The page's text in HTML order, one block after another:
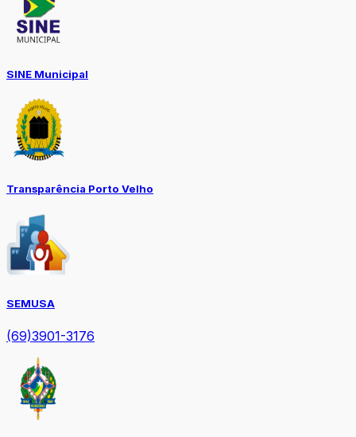
SINE Municipal
Transparência Porto Velho
SEMUSA
(69)3901-3176